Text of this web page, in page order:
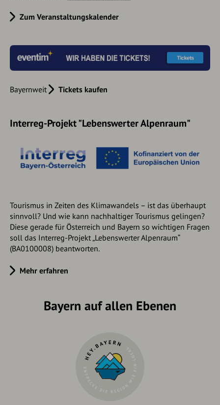
Zum Veranstaltungskalender
Bayernweit Tickets kaufen
Interreg-Projekt "Lebenswerter Alpenraum"
Tourismus in Zeiten des Klimawandels – ist das überhaupt
sinnvoll? Und wie kann nachhaltiger Tourismus gelingen?
Diese gerade für Österreich und Bayern so wichtigen Fragen
soll das Interreg-Projekt „Lebenswerter Alpenraum“
(BA0100008) beantworten.
Mehr erfahren
Bayern auf allen Ebenen